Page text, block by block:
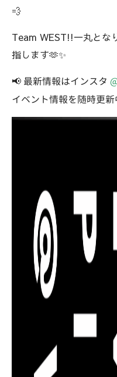
💨
Team WEST!!一丸とな
指します🫶✨
📢 最新情報はインスタ
イベント情報を随時更新